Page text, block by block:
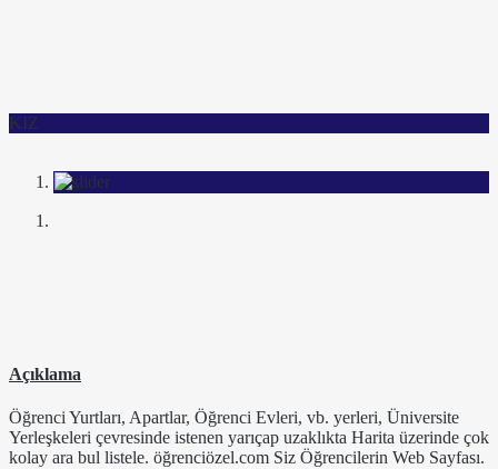
KIZ
Açıklama
Öğrenci Yurtları, Apartlar, Öğrenci Evleri, vb. yerleri, Üniversite
Yerleşkeleri çevresinde istenen yarıçap uzaklıkta Harita üzerinde çok
kolay ara bul listele. öğrenciözel.com Siz Öğrencilerin Web Sayfası.